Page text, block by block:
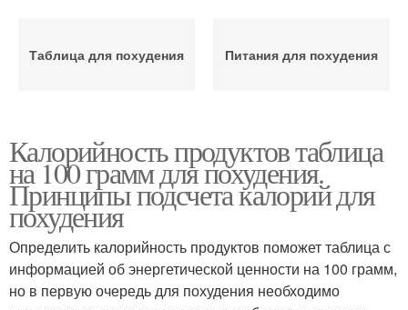
Таблица для похудения Питания для похудения
Калорийность продуктов таблица
на 100 грамм для похудения.
Принципы подсчета калорий для
похудения
Определить калорийность продуктов поможет таблица с
информацией об энергетической ценности на 100 грамм,
но в первую очередь для похудения необходимо